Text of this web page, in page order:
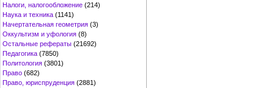
Налоги, налогообложение (214)
Наука и техника (1141)
Начертательная геометрия (3)
Оккультизм и уфология (8)
Остальные рефераты (21692)
Педагогика (7850)
Политология (3801)
Право (682)
Право, юриспруденция (2881)